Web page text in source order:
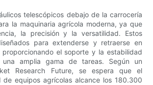
telescópicos debajo de la carrocería
la maquinaria agrícola moderna, ya que
la precisión y la versatilidad. Estos
para extenderse y retraerse en
proporcionando el soporte y la estabilidad
una amplia gama de tareas. Según un
Research Future, se espera que el
de equipos agrícolas alcance los 180.300